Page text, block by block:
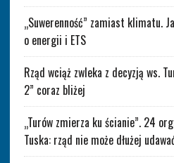
„Suwerenność” zamiast klimatu.
o energii i ETS
Rząd wciąż zwleka z decyzją ws.
2” coraz bliżej
„Turów zmierza ku ścianie”. 24
Tuska: rząd nie może dłużej